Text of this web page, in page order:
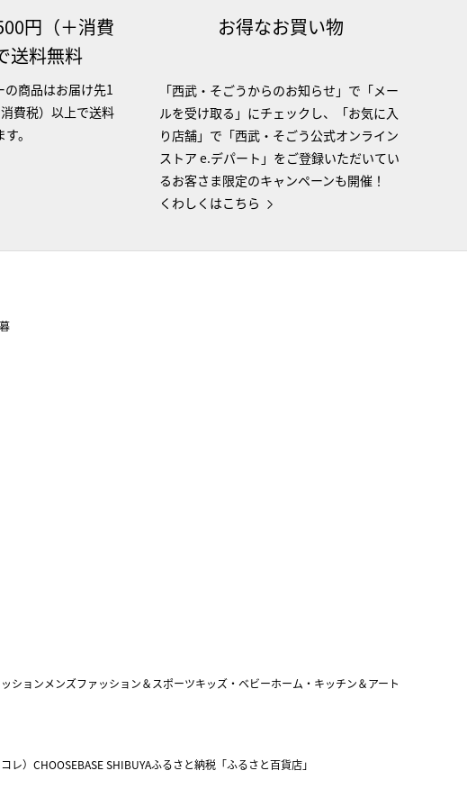
円（＋消費
送料無料
の商品はお届け先1
費税）以上で送料
。
お得なお買い物
「西武・そごうからのお知らせ」で「メー
ルを受け取る」にチェックし、「お気に入
り店舗」で「西武・そごう公式オンライン
ストア e.デパート」をご登録いただいてい
るお客さま限定のキャンペーンも開催！
くわしくはこちら
ションメンズファッション＆スポーツキッズ・ベビーホーム・キッチン＆アート
レ） CHOOSEBASE SHIBUYAふるさと納税「ふるさと百貨店」